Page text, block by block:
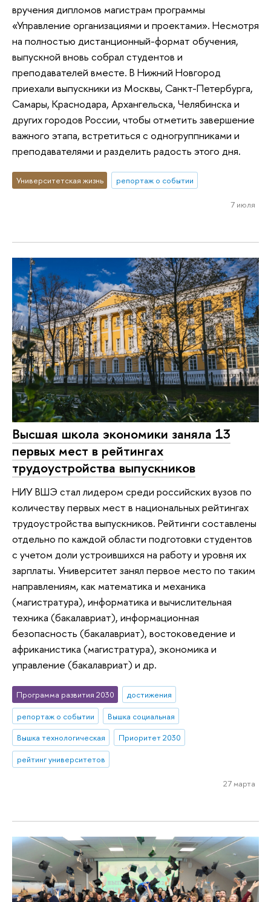
вручения дипломов магистрам программы
«Управление организациями и проектами». Несмотря
на полностью дистанционный-формат обучения,
выпускной вновь собрал студентов и
преподавателей вместе. В Нижний Новгород
приехали выпускники из Москвы, Санкт-Петербурга,
Самары, Краснодара, Архангельска, Челябинска и
других городов России, чтобы отметить завершение
важного этапа, встретиться с одногруппниками и
преподавателями и разделить радость этого дня.
Университетская жизнь репортаж о событии
7 июля
Высшая школа экономики заняла 13
первых мест в рейтингах
трудоустройства выпускников
НИУ ВШЭ стал лидером среди российских вузов по
количеству первых мест в национальных рейтингах
трудоустройства выпускников. Рейтинги составлены
отдельно по каждой области подготовки студентов
с учетом доли устроившихся на работу и уровня их
зарплаты. Университет занял первое место по таким
направлениям, как математика и механика
(магистратура), информатика и вычислительная
техника (бакалавриат), информационная
безопасность (бакалавриат), востоковедение и
африканистика (магистратура), экономика и
управление (бакалавриат) и др.
Программа развития 2030
достижения
репортаж о событии
Вышка социальная
Вышка технологическая
Приоритет 2030
рейтинг университетов
27 марта